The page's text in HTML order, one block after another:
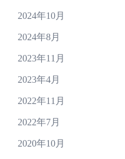
2024年10月
2024年8月
2023年11月
2023年4月
2022年11月
2022年7月
2020年10月